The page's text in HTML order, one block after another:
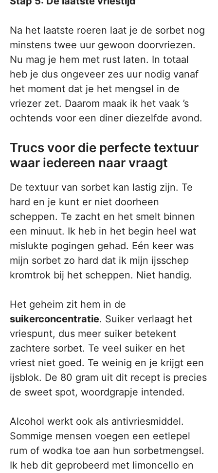
Na het laatste roeren laat je de sorbet nog
minstens twee uur gewoon doorvriezen.
Nu mag je hem met rust laten. In totaal
heb je dus ongeveer zes uur nodig vanaf
het moment dat je het mengsel in de
vriezer zet. Daarom maak ik het vaak ’s
ochtends voor een diner diezelfde avond.
Trucs voor die perfecte textuur
waar iedereen naar vraagt
De textuur van sorbet kan lastig zijn. Te
hard en je kunt er niet doorheen
scheppen. Te zacht en het smelt binnen
een minuut. Ik heb in het begin heel wat
mislukte pogingen gehad. Eén keer was
mijn sorbet zo hard dat ik mijn ijsschep
kromtrok bij het scheppen. Niet handig.
Het geheim zit hem in de
suikerconcentratie. Suiker verlaagt het
vriespunt, dus meer suiker betekent
zachtere sorbet. Te veel suiker en het
vriest niet goed. Te weinig en je krijgt een
ijsblok. De 80 gram uit dit recept is precies
de sweet spot, woordgrapje intended.
Alcohol werkt ook als antivriesmiddel.
Sommige mensen voegen een eetlepel
rum of wodka toe aan hun sorbetmengsel.
Ik heb dit geprobeerd met limoncello en